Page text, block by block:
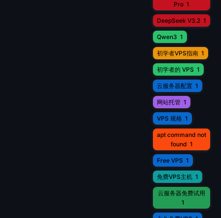
Pro 1
DeepSeek V3.2 1
Qwen3 1
初学者VPS指南 1
初学者的 VPS 1
云服务器配置 1
网站托管 1
VPS 规格 1
apt command not
found 1
Free VPS 1
免费VPS主机 1
云服务器免费试用
1